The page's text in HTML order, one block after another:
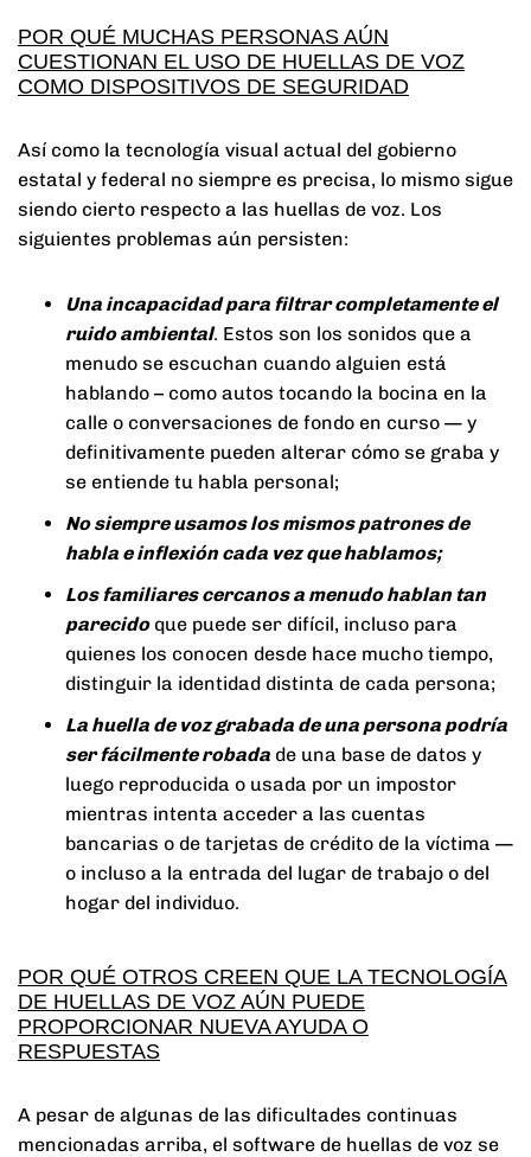
POR QUÉ MUCHAS PERSONAS AÚN
CUESTIONAN EL USO DE HUELLAS DE VOZ
COMO DISPOSITIVOS DE SEGURIDAD
Así como la tecnología visual actual del gobierno
estatal y federal no siempre es precisa, lo mismo sigue
siendo cierto respecto a las huellas de voz. Los
siguientes problemas aún persisten:
Una incapacidad para filtrar completamente el
ruido ambiental. Estos son los sonidos que a
menudo se escuchan cuando alguien está
hablando – como autos tocando la bocina en la
calle o conversaciones de fondo en curso — y
definitivamente pueden alterar cómo se graba y
se entiende tu habla personal;
No siempre usamos los mismos patrones de
habla e inflexión cada vez que hablamos;
Los familiares cercanos a menudo hablan tan
parecidoque puede ser difícil, incluso para
quienes los conocen desde hace mucho tiempo,
distinguir la identidad distinta de cada persona;
La huella de voz grabada de una persona podría
ser fácilmente robada de una base de datos y
luego reproducida o usada por un impostor
mientras intenta acceder a las cuentas
bancarias o de tarjetas de crédito de la víctima —
o incluso a la entrada del lugar de trabajo o del
hogar del individuo.
POR QUÉ OTROS CREEN QUE LA TECNOLOGÍA
DE HUELLAS DE VOZ AÚN PUEDE
PROPORCIONAR NUEVA AYUDA O
RESPUESTAS
A pesar de algunas de las dificultades continuas
mencionadas arriba, el software de huellas de voz se